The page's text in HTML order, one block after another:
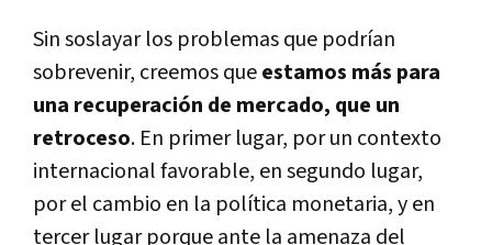
Sin soslayar los problemas que podrían
sobrevenir, creemos queestamos más para
una recuperación de mercado, que un
retroceso. En primer lugar, por un contexto
internacional favorable, en segundo lugar,
por el cambio en la política monetaria, y en
tercer lugar porque ante la amenaza del